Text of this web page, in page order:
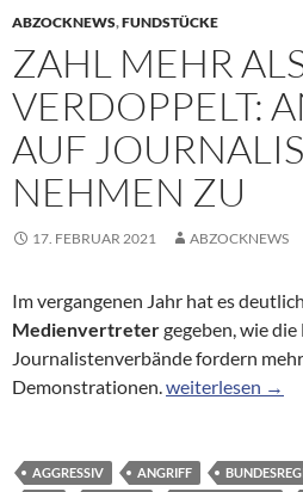
ABZOCKNEWS,FUNDSTÜCKE
ZAHL MEHR
VERDOPPELT:
AUF
NEHMEN ZU
17. FEBRUAR 2021 ABZOCKNEWS
Im vergangenen Jahr hat es
Medienvertretergegeben, wie
Journalistenverbände fordern
Demonstrationen.Zahl mehr als
weiterlesen →
AGGRESSIV ANGRIFF